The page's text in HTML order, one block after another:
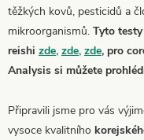
těžkých kovů, pesticidů a
mikroorganismů. Tyto
reishi zde, zde, zde, pro
Analysis si můžete
Připravili jsme pro vás
vysoce kvalitního